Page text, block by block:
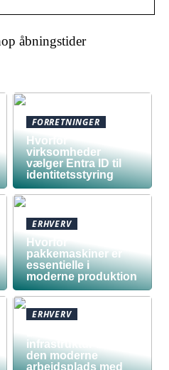
åbningstider
FORRETNINGER
Hvorfor
virksomheder
vælger Entra ID til
identitetsstyring
ERHVERV
Hvorfor
pakkemaskiner er
essentielle i
moderne produktion
ERHVERV
infrastruktur bag
den moderne
arbejdsplads med